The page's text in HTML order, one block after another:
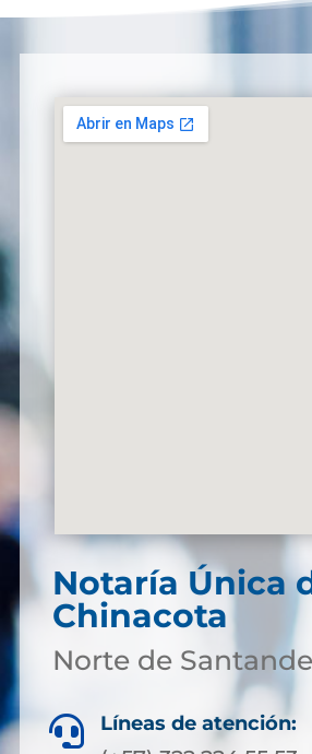
Notaría Única
Chinacota
Norte de
 Líneas de atención: